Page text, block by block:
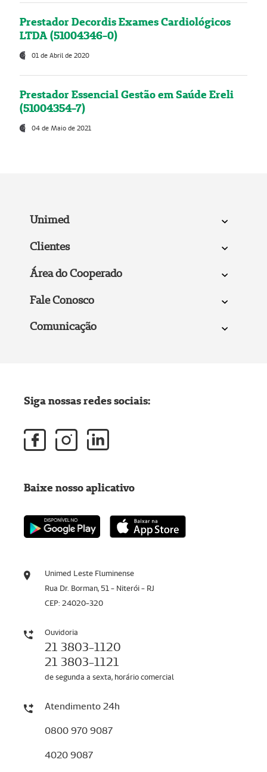
Prestador Decordis Exames Cardiológicos
LTDA (51004346-0)
01 de Abril de 2020
Prestador Essencial Gestão em Saúde Ereli
(51004354-7)
04 de Maio de 2021
Unimed
Clientes
Área do Cooperado
Fale Conosco
Comunicação
Unimed Leste Fluminense
Rua Dr. Borman, 51 - Niterói - RJ
CEP: 24020-320
Ouvidoria
21 3803-1120
21 3803-1121
de segunda a sexta, horário comercial
Atendimento 24h
0800 970 9087
4020 9087
Siga nossas redes sociais:
Baixe nosso aplicativo